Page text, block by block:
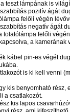
teszt lámpának is
pozitív ágát
felőli végén
negatív ágát
tolatólámpa felőli
a
kábel pin-es végét
is ki kell venni
kis benyomható rész,
a csatlakozót.
kis lapos